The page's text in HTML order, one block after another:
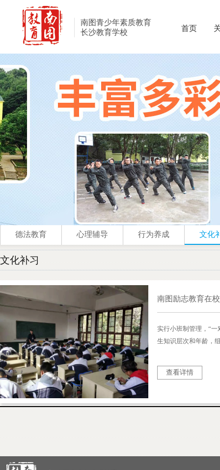
南图青少年素质教育
长沙教育学校
首页
德法教育 心理辅导 行为养成 文化
文化补习
南图励志教育在
实行小班制管理，“
生知识层次和年龄，
机制，激发学生的学
围。 心理疏导、文化
查看详情